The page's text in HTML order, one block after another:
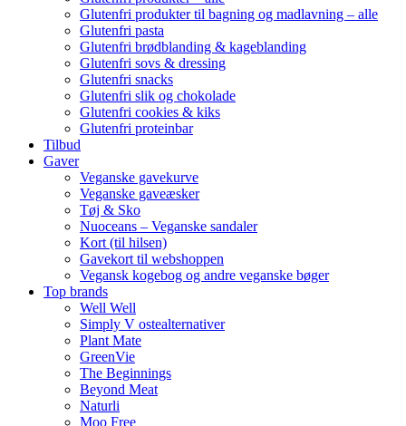
Glutenfri produkter til bagning og madlavning – alle
Glutenfri pasta
Glutenfri brødblanding & kageblanding
Glutenfri sovs & dressing
Glutenfri snacks
Glutenfri slik og chokolade
Glutenfri cookies & kiks
Glutenfri proteinbar
Tilbud
Gaver
Veganske gavekurve
Veganske gaveæsker
Tøj & Sko
Nuoceans – Veganske sandaler
Kort (til hilsen)
Gavekort til webshoppen
Vegansk kogebog og andre veganske bøger
Top brands
Well Well
Simply V ostealternativer
Plant Mate
GreenVie
The Beginnings
Beyond Meat
Naturli
Moo Free